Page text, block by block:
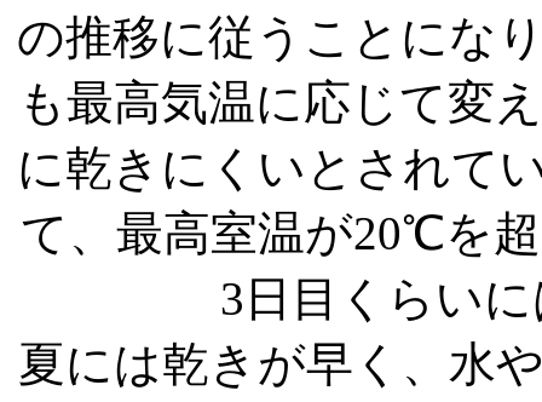
の推移に従うことにな
も最高気温に応じて変
に乾きにくいとされて
て、最高室温が20℃を
3日目くらい
夏には乾きが早く、水